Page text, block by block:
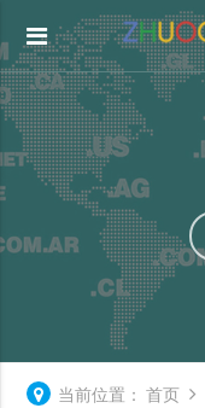
当前位置： 首页